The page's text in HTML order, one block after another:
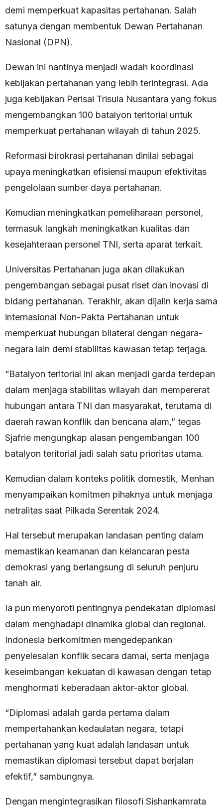
demi memperkuat kapasitas pertahanan. Salah
satunya dengan membentuk Dewan Pertahanan
Nasional (DPN).
Dewan ini nantinya menjadi wadah koordinasi
kebijakan pertahanan yang lebih terintegrasi. Ada
juga kebijakan Perisai Trisula Nusantara yang fokus
mengembangkan 100 batalyon teritorial untuk
memperkuat pertahanan wilayah di tahun 2025.
Reformasi birokrasi pertahanan dinilai sebagai
upaya meningkatkan efisiensi maupun efektivitas
pengelolaan sumber daya pertahanan.
Kemudian meningkatkan pemeliharaan personel,
termasuk langkah meningkatkan kualitas dan
kesejahteraan personel TNI, serta aparat terkait.
Universitas Pertahanan juga akan dilakukan
pengembangan sebagai pusat riset dan inovasi di
bidang pertahanan. Terakhir, akan dijalin kerja sama
internasional Non-Pakta Pertahanan untuk
memperkuat hubungan bilateral dengan negara-
negara lain demi stabilitas kawasan tetap terjaga.
“Batalyon teritorial ini akan menjadi garda terdepan
dalam menjaga stabilitas wilayah dan mempererat
hubungan antara TNI dan masyarakat, terutama di
daerah rawan konflik dan bencana alam,” tegas
Sjafrie mengungkap alasan pengembangan 100
batalyon teritorial jadi salah satu prioritas utama.
Kemudian dalam konteks politik domestik, Menhan
menyampaikan komitmen pihaknya untuk menjaga
netralitas saat Pilkada Serentak 2024.
Hal tersebut merupakan landasan penting dalam
memastikan keamanan dan kelancaran pesta
demokrasi yang berlangsung di seluruh penjuru
tanah air.
Ia pun menyoroti pentingnya pendekatan diplomasi
dalam menghadapi dinamika global dan regional.
Indonesia berkomitmen mengedepankan
penyelesaian konflik secara damai, serta menjaga
keseimbangan kekuatan di kawasan dengan tetap
menghormati keberadaan aktor-aktor global.
“Diplomasi adalah garda pertama dalam
mempertahankan kedaulatan negara, tetapi
pertahanan yang kuat adalah landasan untuk
memastikan diplomasi tersebut dapat berjalan
efektif,” sambungnya.
Dengan mengintegrasikan filosofi Sishankamrata